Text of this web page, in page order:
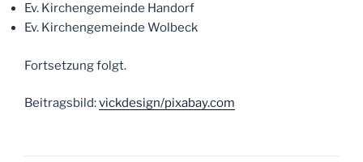
Ev. Kirchengemeinde Handorf
Ev. Kirchengemeinde Wolbeck
Fortsetzung folgt.
Beitragsbild:vickdesign/pixabay.com